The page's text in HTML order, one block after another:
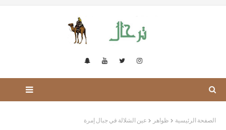
الصفحة الرئيسية ظواهر عين الشلالة في جبال إمرة